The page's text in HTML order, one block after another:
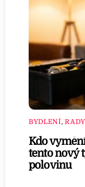
BYDLENÍ,
Kdo
tento nový
polovinu